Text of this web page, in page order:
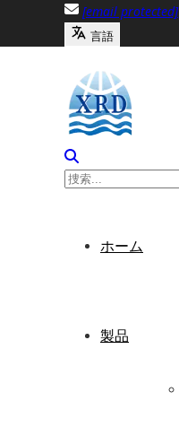
へ
[email protected]
言語
ホーム
製品